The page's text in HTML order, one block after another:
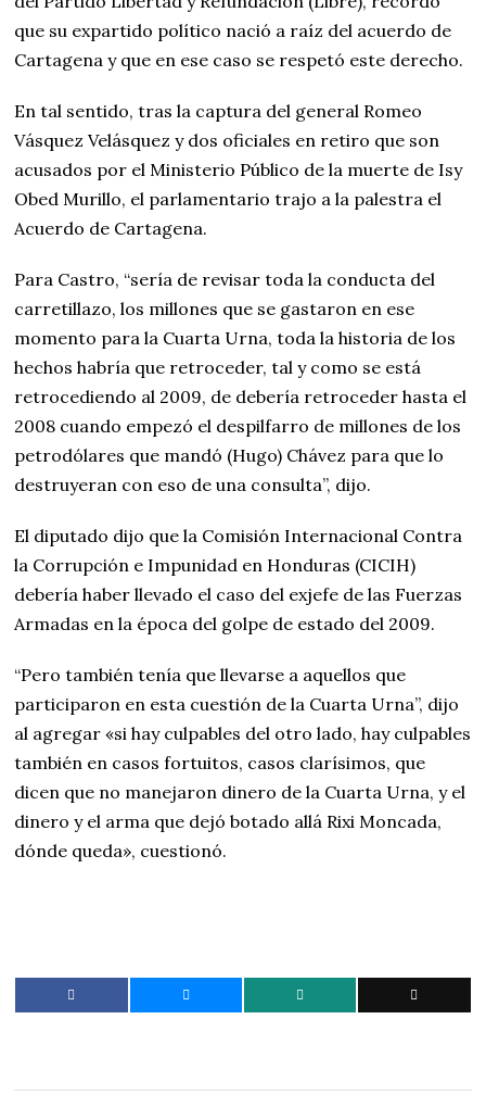
que su expartido político nació a raíz del acuerdo de
Cartagena y que en ese caso se respetó este derecho.
En tal sentido, tras la captura del general Romeo
Vásquez Velásquez y dos oficiales en retiro que son
acusados por el Ministerio Público de la muerte de Isy
Obed Murillo, el parlamentario trajo a la palestra el
Acuerdo de Cartagena.
Para Castro, “sería de revisar toda la conducta del
carretillazo, los millones que se gastaron en ese
momento para la Cuarta Urna, toda la historia de los
hechos habría que retroceder, tal y como se está
retrocediendo al 2009, de debería retroceder hasta el
2008 cuando empezó el despilfarro de millones de los
petrodólares que mandó (Hugo) Chávez para que lo
destruyeran con eso de una consulta”, dijo.
El diputado dijo que la Comisión Internacional Contra
la Corrupción e Impunidad en Honduras (CICIH)
debería haber llevado el caso del exjefe de las Fuerzas
Armadas en la época del golpe de estado del 2009.
“Pero también tenía que llevarse a aquellos que
participaron en esta cuestión de la Cuarta Urna”, dijo
al agregar «si hay culpables del otro lado, hay culpables
también en casos fortuitos, casos clarísimos, que
dicen que no manejaron dinero de la Cuarta Urna, y el
dinero y el arma que dejó botado allá Rixi Moncada,
dónde queda», cuestionó.